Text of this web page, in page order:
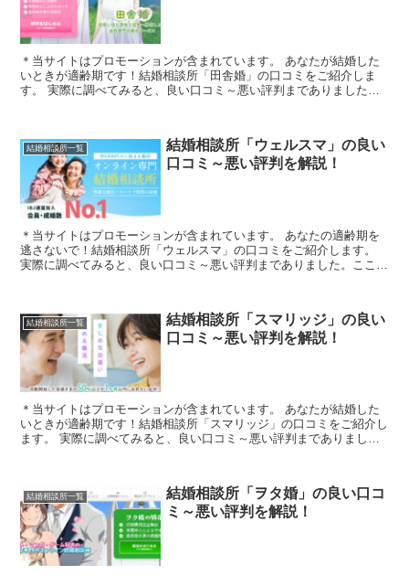
＊当サイトはプロモーションが含まれています。 あなたが結婚した
いときが適齢期です！結婚相談所「田舎婚」の口コミをご紹介しま
す。 実際に調べてみると、良い口コミ～悪い評判までありました。
結婚相談所一覧
結婚相談所「ウェルスマ」の良い
口コミ～悪い評判を解説！
＊当サイトはプロモーションが含まれています。 あなたの適齢期を
逃さないで！結婚相談所「ウェルスマ」の口コミをご紹介します。
実際に調べてみると、良い口コミ～悪い評判までありました。ここで
結婚相談所一覧
結婚相談所「スマリッジ」の良い
口コミ～悪い評判を解説！
＊当サイトはプロモーションが含まれています。 あなたが結婚した
いときが適齢期です！結婚相談所「スマリッジ」の口コミをご紹介し
ます。 実際に調べてみると、良い口コミ～悪い評判までありまし
結婚相談所一覧
結婚相談所「ヲタ婚」の良い口コ
ミ～悪い評判を解説！